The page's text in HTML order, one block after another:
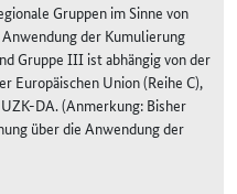
Gruppen im Sinne von
der Kumulierung
Gruppe III ist abhängig von der
Europäischen Union (Reihe C),
DA. (Anmerkung: Bisher
über die Anwendung der